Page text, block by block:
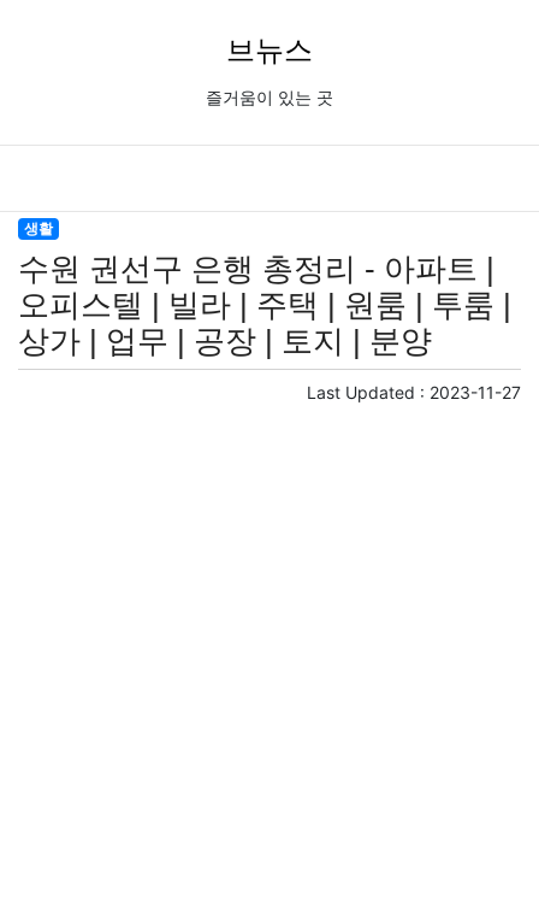
브뉴스
즐거움이 있는 곳
생활
수원 권선구 은행 총정리 - 아파트 |
오피스텔 | 빌라 | 주택 | 원룸 | 투룸 |
상가 | 업무 | 공장 | 토지 | 분양
Last Updated : 2023-11-27